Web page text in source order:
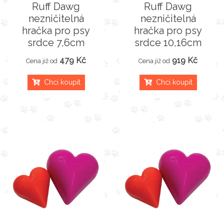
Ruff Dawg
nezničitelná
hračka pro psy
srdce 7,6cm
Cena již od 479 Kč
Chci koupit
Ruff Dawg
nezničitelná
hračka pro psy
srdce 10,16cm
Cena již od 919 Kč
Chci koupit